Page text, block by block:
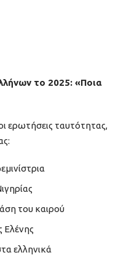
το 2025: «Ποια
ερωτήσεις ταυτότητας,
του καιρού
Ελένης
ελληνικά